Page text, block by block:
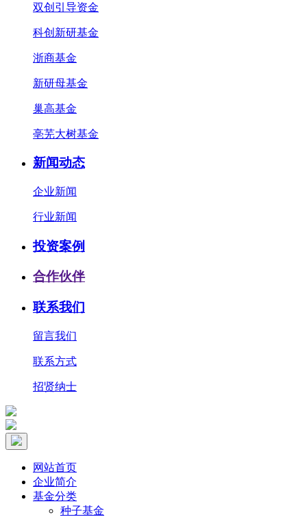
双创引导资金
科创新研基金
浙商基金
新研母基金
巢高基金
亳芜大树基金
新闻动态
企业新闻
行业新闻
投资案例
合作伙伴
联系我们
留言我们
联系方式
招贤纳士
网站首页
企业简介
基金分类
种子基金